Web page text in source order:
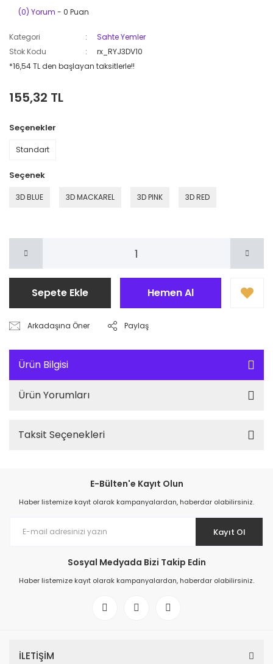
(0) Yorum - 0 Puan
Kategori
Sahte Yemler
Stok Kodu
rx_RYJ3DV10
*16,54 TL den başlayan taksitlerle!!
155,32 TL
Seçenekler
Standart
Seçenek
3D BLUE 3D MACKAREL 3D PINK 3D RED
Sepete Ekle Hemen Al
Arkadaşına Öner Paylaş
Ürün Bilgisi
Ürün Yorumları
Taksit Seçenekleri
E-Bülten'e Kayıt Olun
Haber listemize kayıt olarak kampanyalardan, haberdar olabilirsiniz.
Kayıt Ol
Sosyal Medyada Bizi Takip Edin
Haber listemize kayıt olarak kampanyalardan, haberdar olabilirsiniz.
İLETİŞİM